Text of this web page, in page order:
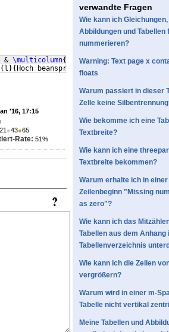
& \multicolumn{ l}{\textbf{Qudrant 3
{ l }{ Hoch beanspruchte Stelle
'16, 17:15
21 ●43●65
Rate: 51%
verwandte Fragen
Wie kann ich Gleichungen,
Abbildungen und Tabellen
nummerieren?
Warning: Text page x
floats
Warum passiert in dieser
Zelle keine
Wie bekomme ich eine
Textbreite?
Wie kann ich eine
Textbreite bekommen?
Warum erhalte ich in einer
Zeilenbeginn "Missing
as zero"?
Wie kann ich das
Tabellen aus dem Anhang
Tabellenverzeichnis
Wie kann ich die Zeilen
vergrößern?
Warum wird in einer m-
Tabelle nicht vertikal
Meine Tabellen und